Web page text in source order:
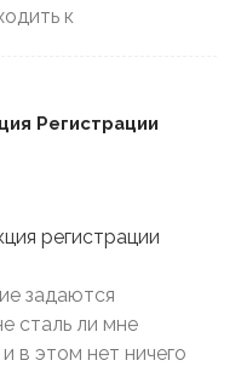
к
Регистрации
задаются
сталь ли мне
в этом нет ничего